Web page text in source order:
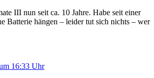
III nun seit ca. 10 Jahre. Habe seit einer
Batterie hängen – leider tut sich nichts – wer
16:33 Uhr